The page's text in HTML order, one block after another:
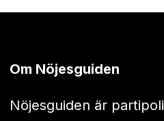
Om Nöjesguiden
Nöjesguiden är